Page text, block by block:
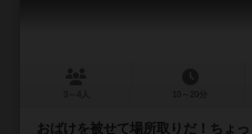
おばけを被せて場所取りだ！ちょ